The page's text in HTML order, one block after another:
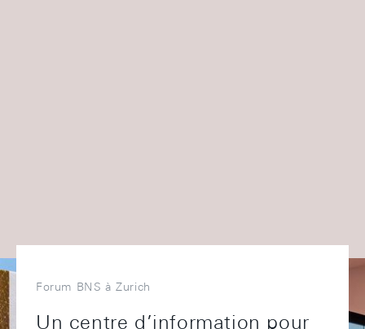
Forum BNS à Zurich
Un centre d’information pour